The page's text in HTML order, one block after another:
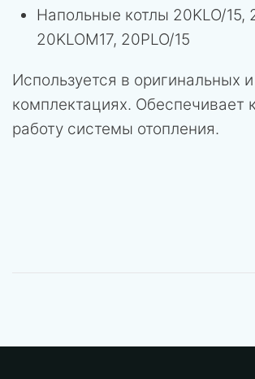
Напольные котлы 20KLO/15,
20KLOM17, 20PLO/15
Используется в оригинальных
комплектациях. Обеспечивает
работу системы отопления.